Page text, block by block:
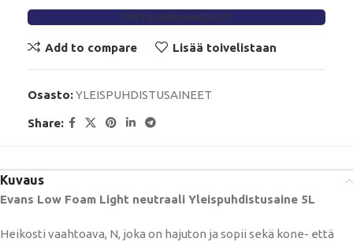
TÄYTÄ LAINAHAKEMUS
Add to compare Lisää toivelistaan
Osasto:YLEISPUHDISTUSAINEET
Share:
Kuvaus
Evans Low Foam Light neutraali Yleispuhdistusaine 5L
Heikosti vaahtoava, N, joka on hajuton ja sopii sekä kone- että